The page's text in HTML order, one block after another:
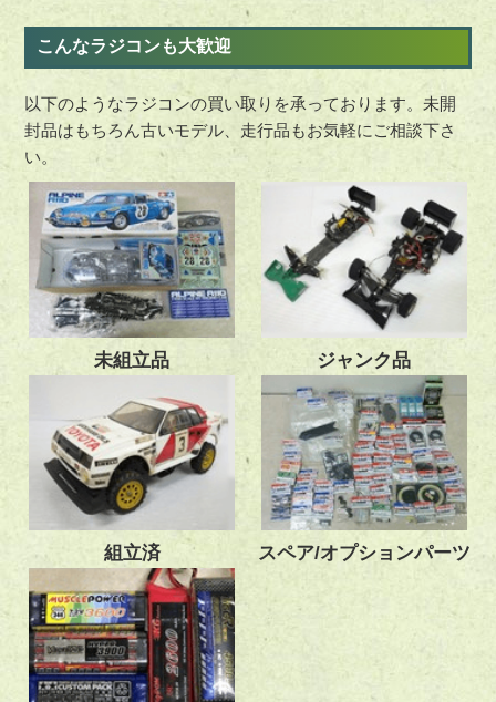
こんなラジコンも大歓迎
以下のようなラジコンの買い取りを承っております。未開
封品はもちろん古いモデル、走行品もお気軽にご相談下さ
い。
未組立品 ジャンク品
組立済 スペア/オプションパーツ